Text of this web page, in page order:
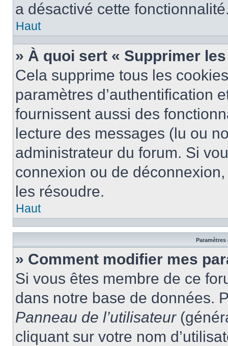
a désactivé cette
Haut
» À quoi sert « Supprimer
Cela supprime tous les
paramètres d’authentification
fournissent aussi des
lecture des messages (lu ou
administrateur du forum. Si
connexion ou de
les résoudre.
Haut
Paramètres
» Comment modifier mes
Si vous êtes membre de ce
dans notre base de données.
Panneau de l’utilisateur
cliquant sur votre nom